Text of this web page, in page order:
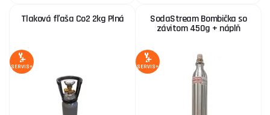
Tlaková fľaša Co2 2kg Plná
SERVIS+
SodaStream Bombička so
závitom 450g + náplň
SERVIS+